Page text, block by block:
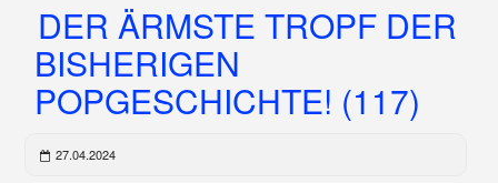
DER ÄRMSTE TROPF DER
BISHERIGEN
POPGESCHICHTE! (117)
27.04.2024